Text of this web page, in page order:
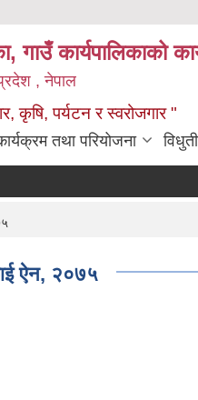
गाउँ कार्यपालिकाको
, नेपाल
कृषि, पर्यटन र स्वरोजगार "
तथा परियोजना
ऐन, २०७५